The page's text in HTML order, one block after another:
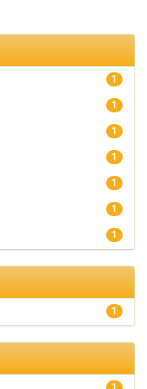
1
1
1
1
1
1
1
1